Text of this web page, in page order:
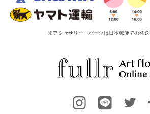
※アクセサリー・パーツは日本郵便での発送